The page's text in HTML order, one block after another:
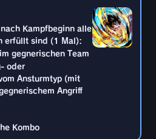
Angriff
Kombo
Kampfbeginn alle
erfüllt sind (1 Mal):
gegnerischen Team
oder
Ansturmtyp (mit
Angriff
Kombo